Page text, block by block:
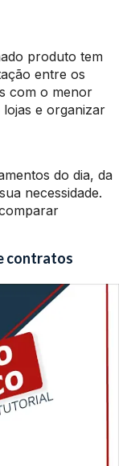
produto tem
entre os
com o menor
e organizar
do dia, da
necessidade.
contratos